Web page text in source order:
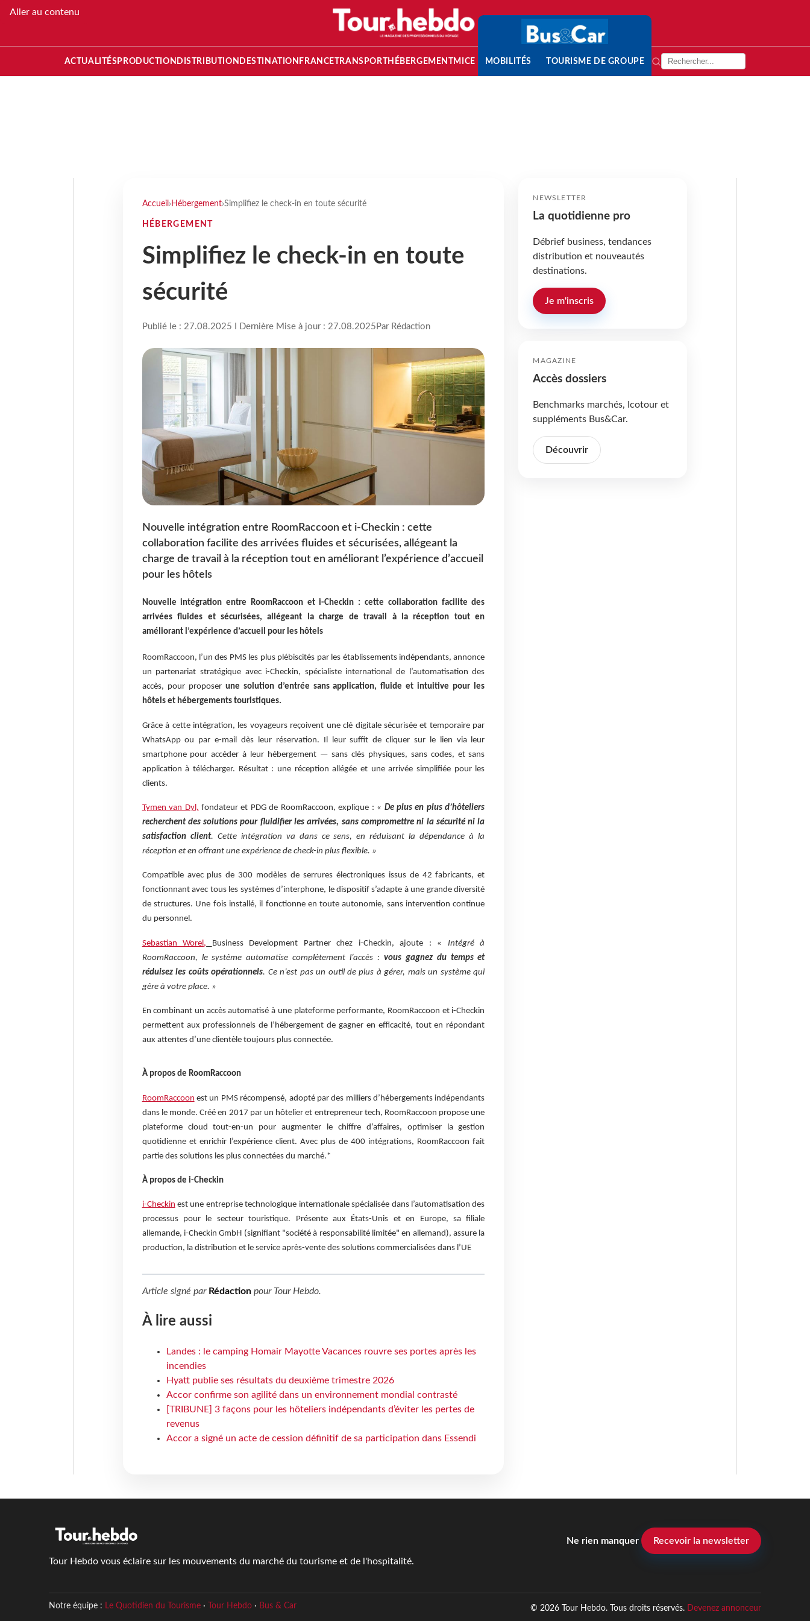
Aller au contenu
ACTUALITÉS PRODUCTION DISTRIBUTION DESTINATION FRANCETRANSPORT HÉBERGEMENTMICE MOBILITÉS TOURISME DE GROUPE
Accueil › Hébergement›Simplifiez le check-in en toute sécurité
HÉBERGEMENT
Simplifiez le check-in en toute
sécurité
Publié le : 27.08.2025 I Dernière Mise à jour : 27.08.2025 Par Rédaction
Nouvelle intégration entre RoomRaccoon et i-Checkin : cette
collaboration facilite des arrivées fluides et sécurisées, allégeant la
charge de travail à la réception tout en améliorant l’expérience d’accueil
pour les hôtels
Nouvelle intégration entre RoomRaccoon et i-Checkin : cette collaboration facilite des
arrivées fluides et sécurisées, allégeant la charge de travail à la réception tout en
améliorant l’expérience d’accueil pour les hôtels
RoomRaccoon, l’un des PMS les plus plébiscités par les établissements indépendants, annonce
un partenariat stratégique avec i-Checkin, spécialiste international de l’automatisation des
accès, pour proposer une solution d’entrée sans application, fluide et intuitive pour les
hôtels et hébergements touristiques.
Grâce à cette intégration, les voyageurs reçoivent une clé digitale sécurisée et temporaire par
WhatsApp ou par e-mail dès leur réservation. Il leur suffit de cliquer sur le lien via leur
smartphone pour accéder à leur hébergement — sans clés physiques, sans codes, et sans
application à télécharger. Résultat : une réception allégée et une arrivée simplifiée pour les
clients.
Tymen van Dyl, fondateur et PDG de RoomRaccoon, explique : « De plus en plus d’hôteliers
recherchent des solutions pour fluidifier les arrivées, sans compromettre ni la sécurité ni la
satisfaction client. Cette intégration va dans ce sens, en réduisant la dépendance à la
réception et en offrant une expérience de check-in plus flexible. »
Compatible avec plus de 300 modèles de serrures électroniques issus de 42 fabricants, et
fonctionnant avec tous les systèmes d’interphone, le dispositif s’adapte à une grande diversité
de structures. Une fois installé, il fonctionne en toute autonomie, sans intervention continue
du personnel.
Sebastian Worel, Business Development Partner chez i-Checkin, ajoute : « Intégré à
RoomRaccoon, le système automatise complètement l’accès : vous gagnez du temps et
réduisez les coûts opérationnels. Ce n’est pas un outil de plus à gérer, mais un système qui
gère à votre place. »
En combinant un accès automatisé à une plateforme performante, RoomRaccoon et i-Checkin
permettent aux professionnels de l’hébergement de gagner en efficacité, tout en répondant
aux attentes d’une clientèle toujours plus connectée.
À propos de RoomRaccoon
RoomRaccoon est un PMS récompensé, adopté par des milliers d’hébergements indépendants
dans le monde. Créé en 2017 par un hôtelier et entrepreneur tech, RoomRaccoon propose une
plateforme cloud tout-en-un pour augmenter le chiffre d’affaires, optimiser la gestion
quotidienne et enrichir l’expérience client. Avec plus de 400 intégrations, RoomRaccoon fait
partie des solutions les plus connectées du marché.*
À propos de i-Checkin
i-Checkin est une entreprise technologique internationale spécialisée dans l’automatisation des
processus pour le secteur touristique. Présente aux États-Unis et en Europe, sa filiale
allemande, i-Checkin GmbH (signifiant "société à responsabilité limitée" en allemand), assure la
production, la distribution et le service après-vente des solutions commercialisées dans l’UE
Article signé par Rédactionpour Tour Hebdo.
À lire aussi
Landes : le camping Homair Mayotte Vacances rouvre ses portes après les
incendies
Hyatt publie ses résultats du deuxième trimestre 2026
Accor confirme son agilité dans un environnement mondial contrasté
[TRIBUNE] 3 façons pour les hôteliers indépendants d’éviter les pertes de
revenus
Accor a signé un acte de cession définitif de sa participation dans Essendi
NEWSLETTER
La quotidienne pro
Débrief business, tendances
distribution et nouveautés
destinations.
Je m'inscris
MAGAZINE
Accès dossiers
Benchmarks marchés, Icotour et
suppléments Bus&Car.
Découvrir
Tour Hebdo vous éclaire sur les mouvements du marché du tourisme et de l'hospitalité.
Ne rien manquer Recevoir la newsletter
Notre équipe : Le Quotidien du Tourisme· Tour Hebdo· Bus & Car © 2026 Tour Hebdo. Tous droits réservés. Devenez annonceur